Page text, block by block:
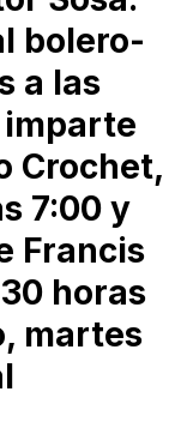
bolero-
a las
imparte
Crochet,
7:00 y
Francis
horas
martes